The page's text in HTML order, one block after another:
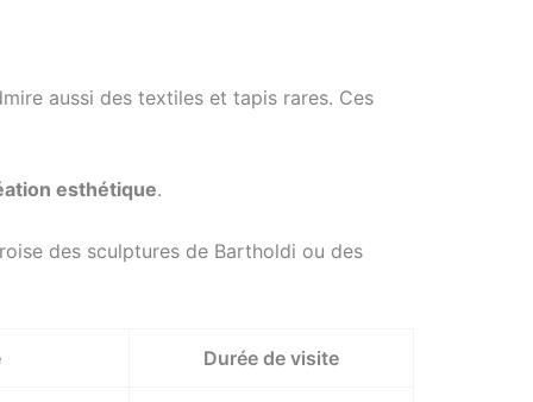
aussi des textiles et tapis rares. Ces
esthétique.
des sculptures de Bartholdi ou des
Durée de visite